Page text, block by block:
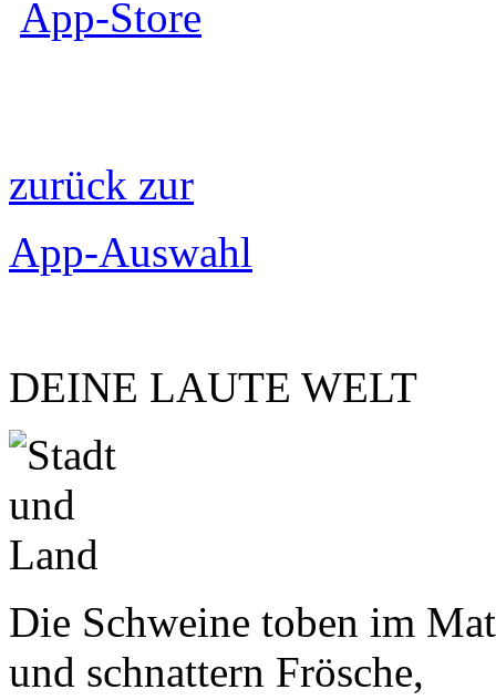
zurück zur
App-Auswahl
DEINE LAUTE WELT
Die Schweine toben im
und schnattern Frösche,